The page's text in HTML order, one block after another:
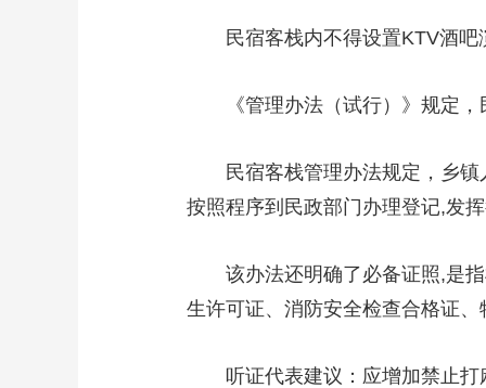
民宿客栈内不得设置KTV酒吧
《管理办法（试行）》规定，
民宿客栈管理办法规定，乡镇
按照程序到民政部门办理登记,发
该办法还明确了必备证照,是指
生许可证、消防安全检查合格证
听证代表建议：应增加禁止打